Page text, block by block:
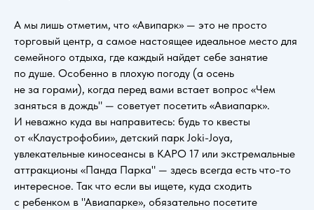
А мы лишь отметим, что «Авипарк» — это не просто
торговый центр, а самое настоящее идеальное место для
семейного отдыха, где каждый найдет себе занятие
по душе. Особенно в плохую погоду (а осень
не за горами), когда перед вами встает вопрос «Чем
заняться в дождь" — советует посетить «Авиапарк».
И неважно куда вы направитесь: будь то квесты
от «Клаустрофобии», детский парк Joki-Joya,
увлекательные киносеансы в КАРО 17 или экстремальные
аттракционы «Панда Парка" — здесь всегда есть что-то
интересное. Так что если вы ищете, куда сходить
с ребенком в "Авиапарке», обязательно посетите